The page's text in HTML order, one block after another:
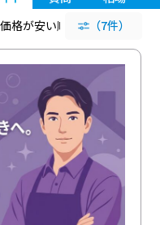
価格が安い順 評価が高い順
（7件）